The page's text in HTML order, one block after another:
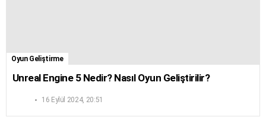
Oyun Geliştirme
Unreal Engine 5 Nedir? Nasıl Oyun Geliştirilir?
16 Eylül 2024, 20:51